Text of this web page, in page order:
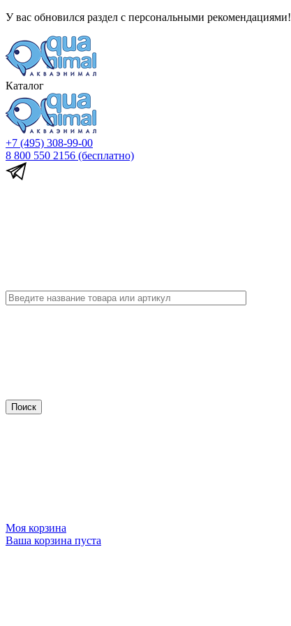
У вас обновился раздел с персональными рекомендациями!
Каталог
+7 (495) 308-99-00
8 800 550 2156 (бесплатно)
Моя корзина
Ваша корзина пуста